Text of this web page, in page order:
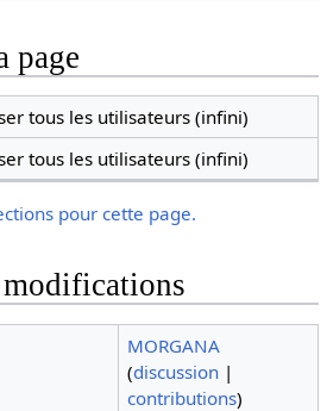
page
tous les utilisateurs (infini)
tous les utilisateurs (infini)
pour cette page.
MORGANA
(discussion |
contributions)